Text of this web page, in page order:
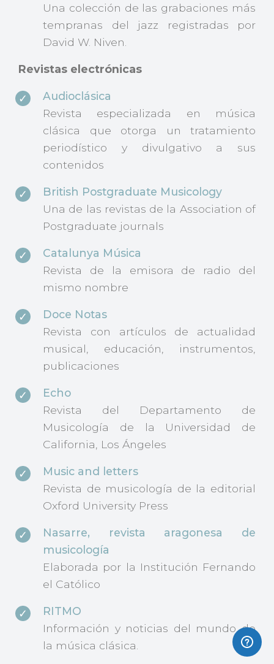
Una colección de las grabaciones más
tempranas del jazz registradas por
David W. Niven.
Revistas electrónicas
Audioclásica
Revista especializada en música
clásica que otorga un tratamiento
periodístico y divulgativo a sus
contenidos
British Postgraduate Musicology
Una de las revistas de la Association of
Postgraduate journals
Catalunya Música
Revista de la emisora de radio del
mismo nombre
Doce Notas
Revista con artículos de actualidad
musical, educación, instrumentos,
publicaciones
Echo
Revista del Departamento de
Musicología de la Universidad de
California, Los Ángeles
Music and letters
Revista de musicología de la editorial
Oxford University Press
Nasarre, revista aragonesa de
musicología
Elaborada por la Institución Fernando
el Católico
RITMO
Información y noticias del mundo de
la música clásica.